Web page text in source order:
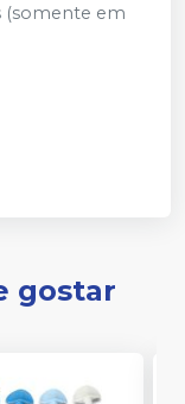
(somente em
gostar